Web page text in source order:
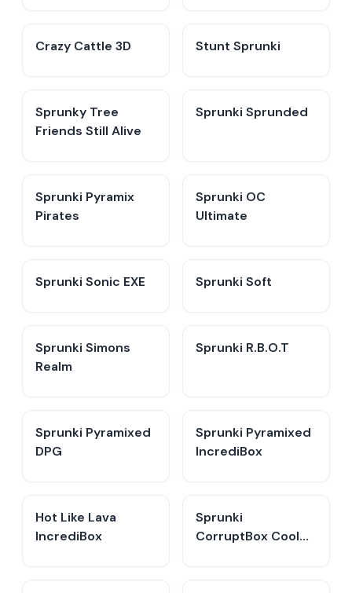
Crazy Cattle 3D Stunt Sprunki​
Sprunky Tree
Friends Still Alive​
Sprunki Sprunded
Sprunki Pyramix
Pirates
Sprunki OC
Ultimate
Sprunki Sonic EXE Sprunki Soft
Sprunki Simons
Realm
Sprunki R.B.O.T
Sprunki Pyramixed
DPG
Sprunki Pyramixed
IncrediBox
Hot Like Lava
IncrediBox
Sprunki
CorruptBox Cool